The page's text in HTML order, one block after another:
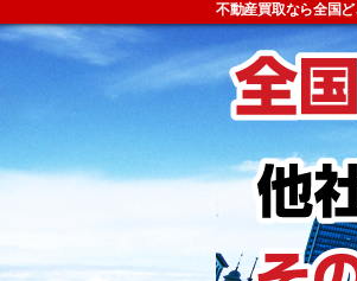
不動産買取なら全国